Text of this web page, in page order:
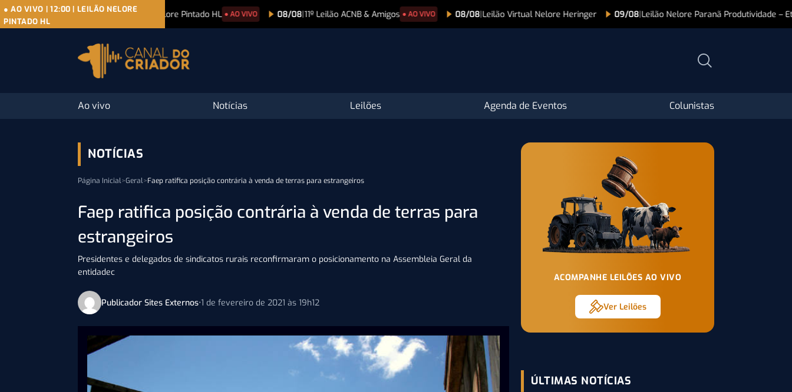
● AO VIVO | 12:00 | LEILÃO NELORE
PINTADO HL
08/08| Leilão Nelore Pintado HL ● AO VIVO 08/08|11º Leilão ACNB & Amigos ● AO VIVO 08/08|Leilão Virtual Nelore Heringer 09/08|Leilão Nelore Paranã Produtividade – Etapa Fêmeas
Ao vivo Notícias Leilões Agenda de Eventos Colunistas
NOTÍCIAS
Página Inicial>Geral>Faep ratifica posição contrária à venda de terras para estrangeiros
Faep ratifica posição contrária à venda de terras para
estrangeiros
Presidentes e delegados de sindicatos rurais reconfirmaram o posicionamento na Assembleia Geral da
entidadec
Publicador Sites Externos•1 de fevereiro de 2021 às 19h12
ACOMPANHE LEILÕES AO VIVO
Ver Leilões
ÚLTIMAS NOTÍCIAS